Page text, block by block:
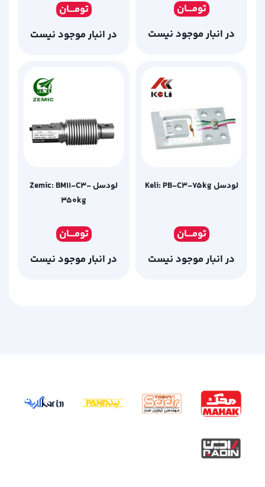
تومـــان
در انبار موجود نیست
تومـــان
در انبار موجود نیست
لودسل Keli: PB-C3-75kg
تومـــان
در انبار موجود نیست
لودسل Zemic: BM11-C3-
350kg
تومـــان
در انبار موجود نیست